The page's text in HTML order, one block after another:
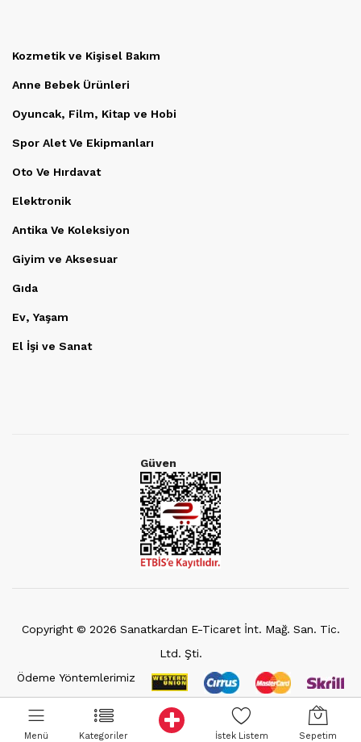
Kozmetik ve Kişisel Bakım
Anne Bebek Ürünleri
Oyuncak, Film, Kitap ve Hobi
Spor Alet Ve Ekipmanları
Oto Ve Hırdavat
Elektronik
Antika Ve Koleksiyon
Giyim ve Aksesuar
Gıda
Ev, Yaşam
El İşi ve Sanat
Güven
Copyright © 2026 Sanatkardan E-Ticaret İnt. Mağ. San. Tic.
Ltd. Şti.
Ödeme Yöntemlerimiz
Menü Kategoriler İstek Listem Sepetim